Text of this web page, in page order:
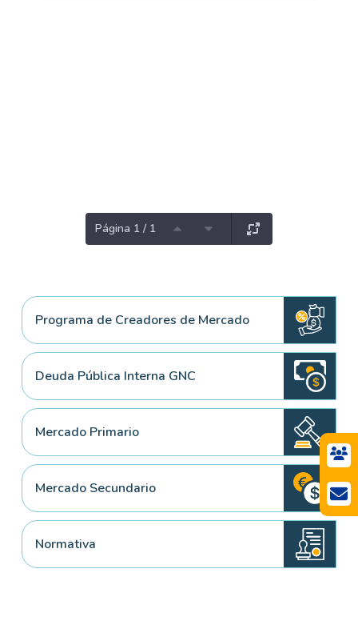
Página 1 / 1
Programa de Creadores de Mercado
Deuda Pública Interna GNC
Mercado Primario
Mercado Secundario
Normativa